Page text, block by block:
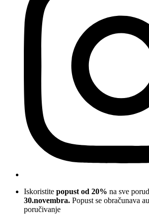
Iskoristite popust od 20% na sve
30.novembra. Popust se obračunava
poručivanje